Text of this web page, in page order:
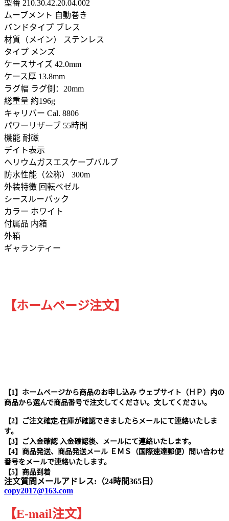
型番 210.30.42.20.04.002
ムーブメント 自動巻き
バンドタイプ ブレス
材質（メイン） ステンレス
タイプ メンズ
ケースサイズ 42.0mm
ケース厚 13.8mm
ラグ幅 ラグ側：20mm
総重量 約196g
キャリバー Cal. 8806
パワーリザーブ 55時間
機能 耐磁
デイト表示
ヘリウムガスエスケープバルブ
防水性能（公称） 300m
外装特徴 回転ベゼル
シースルーバック
カラー ホワイト
付属品 内箱
外箱
ギャランティー
【ホームページ注文】
【1】ホームページから商品のお申し込み ウェブサイト（ＨＰ）内の
商品から選んで商品番号で注文してください。文してください。
【2】ご注文確定.在庫が確認できましたらメールにて連絡いたしま
す。
【3】ご入金確認 入金確認後、メールにて連絡いたします。
【4】商品発送、商品発送メール ＥＭＳ（国際速達郵便）問い合わせ
番号をメールで連絡いたします。
【5】商品到着
注文質問メールアドレス:（24時間365日）
copy2017@163.com
【E-mail注文】